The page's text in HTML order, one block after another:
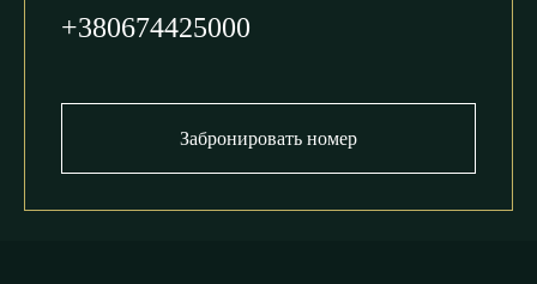
+380674425000
Забронировать номер